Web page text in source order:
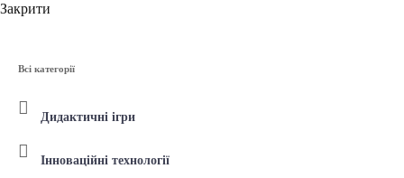
Закрити
Всі категорії
Дидактичні ігри
Інноваційні технології